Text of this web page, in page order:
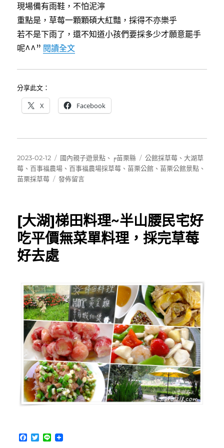
莓
好
去
處〉
現場備有雨鞋，不怕泥濘
重點是，草莓一顆顆碩大紅豔，採得不亦樂乎
若不是下雨了，還不知道小孩們要採多少才願意罷手
呢^^” 閱讀全文〈[苗栗公館]百事福農場~乾淨好停車，
分享此文：
X Facebook
發
佈
日
2023-02-12
分
類
國內親子遊景點 、 ╒苗栗縣
標
籤
公館採草莓 、大湖草
莓 、百事福農場 、百事福農場採草莓 、苗栗公館 、苗栗公館景點 、
苗栗採草莓
在
館]
百
事
福
農
~
乾
淨
好
停
車，
草
莓
又
紅
又
大，
顆
發佈留言
[大湖]梯田料理~半山腰民宅好
吃平價無菜單料理，採完草莓
好去處
F
T
L